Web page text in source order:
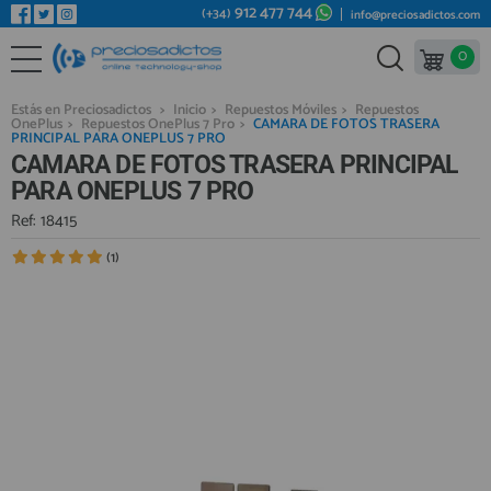
REPUESTOS MÓVILES
REPUESTOS TABLET
REPUESTOS RELOJES INTELIGENTES
REPUESTOS VIDEOCONSOLAS
REPUESTOS MACBOOK
REPUESTOS OTROS DISPOSITIVOS
Bienvenid@ otra vez
YA SOY CLIENTE
Recordarme
(+34) 912 477 744 info@preciosadictos.com
0
Estás en Preciosadictos > Inicio > Repuestos Móviles > Repuestos
OnePlus > Repuestos OnePlus 7 Pro > CAMARA DE FOTOS TRASERA
PRINCIPAL PARA ONEPLUS 7 PRO
CAMARA DE FOTOS TRASERA PRINCIPAL
PARA ONEPLUS 7 PRO
Ref: 18415
(1)